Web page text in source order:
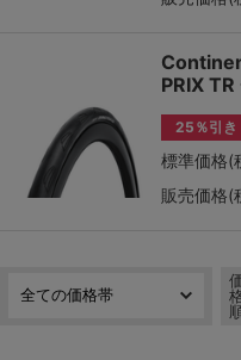
PRIX
25％引き
標準価格(
販売価格(